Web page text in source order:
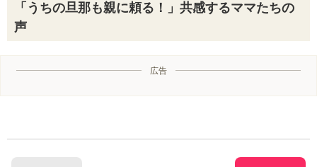
「うちの旦那も親に頼る！」共感するママたちの
声
広告